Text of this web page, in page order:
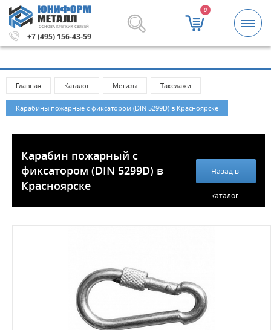
ОСНОВА КРЕПКИХ СВЯЗЕЙ
+7 (495) 156-43-59
0
рублей.Метизы и крепежные изделия оптом.
Главная Каталог Метизы Такелажи
Карабины пожарные с фиксатором (DIN 5299D) в Красноярске
Карабин пожарный с
фиксатором (DIN 5299D) в
Красноярске
Назад в
каталог